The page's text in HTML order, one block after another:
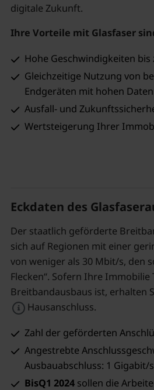
digitale Zukunft.
Ihre Vorteile mit Glasfaser
Hohe Geschwindigkeiten bis
Gleichzeitige Nutzung von
Endgeräten mit hohen
Ausfall- und
Wertsteigerung Ihrer
Eckdaten des
Der staatlich geförderte
sich auf Regionen mit einer
von weniger als 30 Mbit/s, den
Flecken“. Sofern Ihre
Breitbandausbaus ist, erhalten
Hausanschluss.
Zahl der geförderten
Angestrebte
Ausbauabschluss: 1 Gigabit/s
BisQ1 2024 sollen die